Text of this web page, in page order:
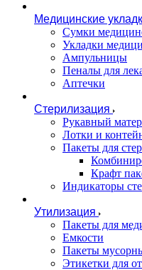
Медицинские
Сумки
Укладки
Ампульницы
Пеналы для
Аптечки
Стерилизация
Рукавный
Лотки и
Пакеты для
Крафт
Индикаторы
Утилизация
Пакеты для
Емкости
Пакеты
Этикетки для